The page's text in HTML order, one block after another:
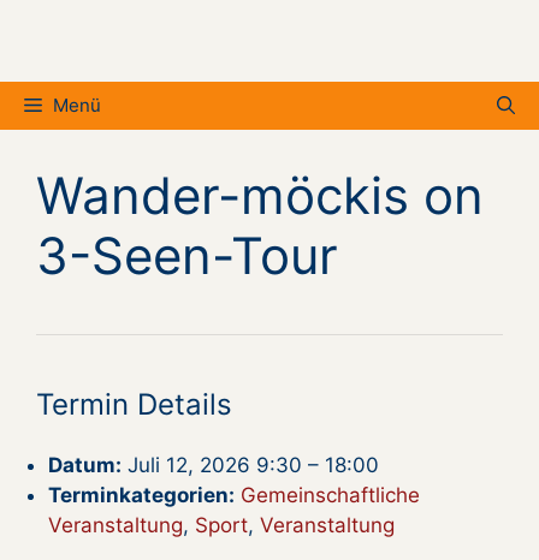
Menü
Wander-möckis on
3-Seen-Tour
Termin Details
Datum: Juli 12, 2026 9:30 – 18:00
Terminkategorien: Gemeinschaftliche
Veranstaltung, Sport, Veranstaltung